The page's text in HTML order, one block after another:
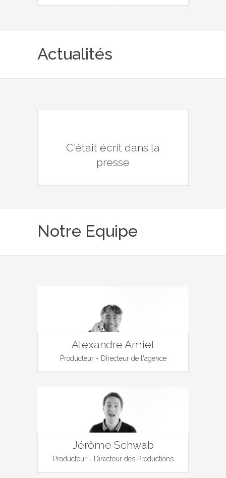
Actualités
C'était écrit dans la
presse
Notre Equipe
Alexandre Amiel
Producteur - Directeur de l'agence
Jérôme Schwab
Producteur - Directeur des Productions